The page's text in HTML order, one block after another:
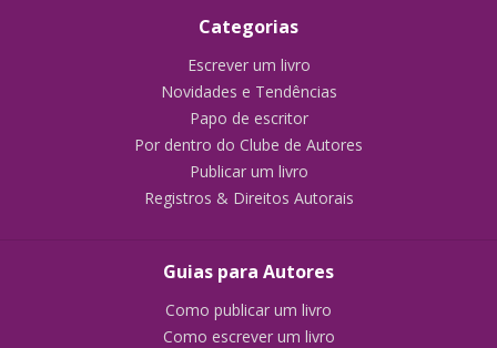
Categorias
Escrever um livro
Novidades e Tendências
Papo de escritor
Por dentro do Clube de Autores
Publicar um livro
Registros & Direitos Autorais
Guias para Autores
Como publicar um livro
Como escrever um livro